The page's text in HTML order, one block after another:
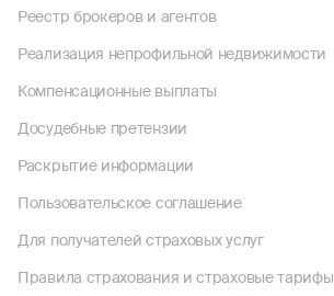
Реестр брокеров и агентов
Реализация непрофильной недвижимости
Компенсационные выплаты
Досудебные претензии
Раскрытие информации
Пользовательское соглашение
Для получателей страховых услуг
Правила страхования и страховые тарифы